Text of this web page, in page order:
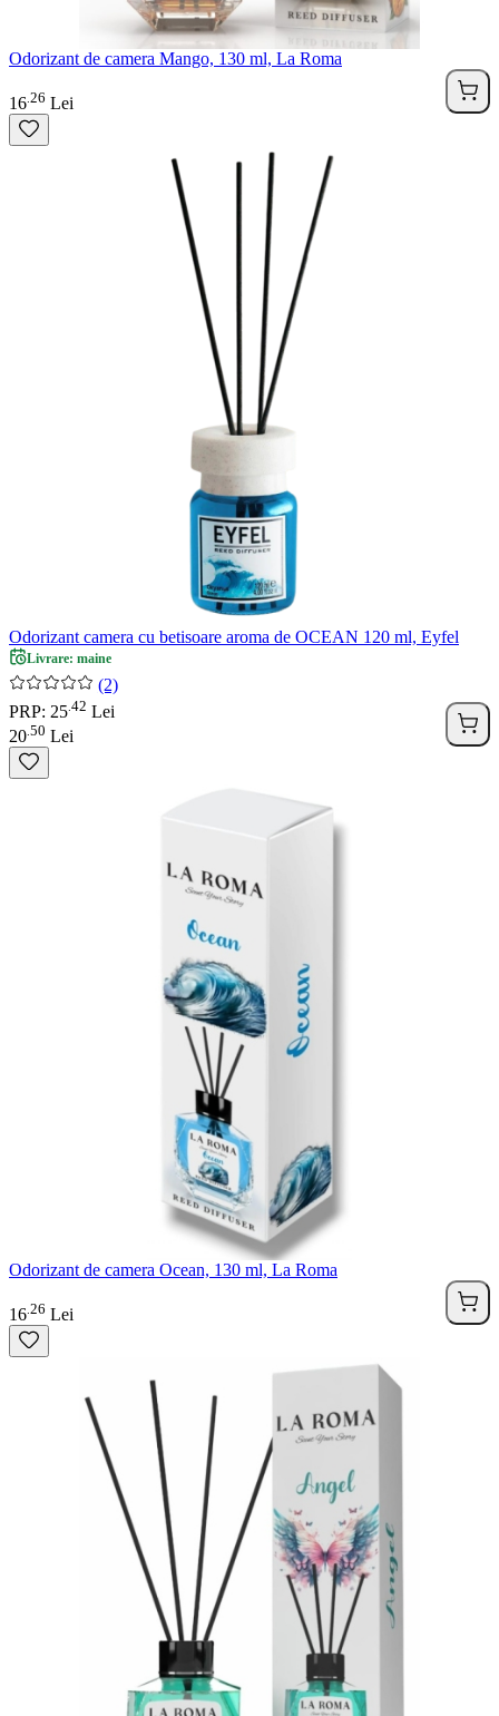
Odorizant de camera Mango, 130 ml, La Roma
16 26 Lei
Odorizant camera cu betisoare aroma de OCEAN 120 ml, Eyfel
Livrare: maine
(2)
PRP: 25 42 Lei
20 50 Lei
Odorizant de camera Ocean, 130 ml, La Roma
16 26 Lei